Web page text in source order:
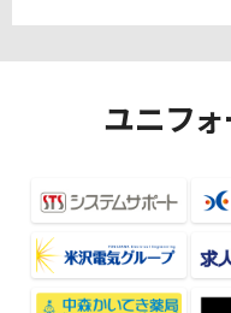
ユニフ